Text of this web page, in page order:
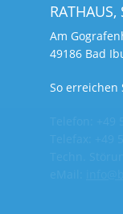
RATHAUS,
Am
49186 Bad
So erreichen